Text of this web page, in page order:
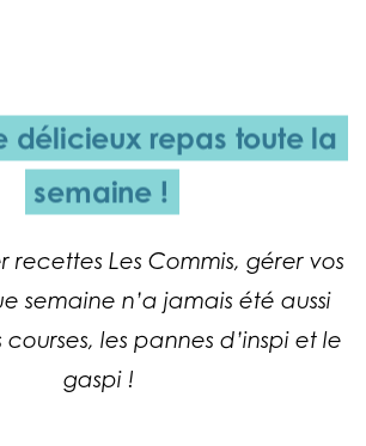
délicieux repas toute la
semaine !
recettes Les Commis, gérer vos
semaine n’a jamais été aussi
courses, les pannes d’inspi et le
gaspi !